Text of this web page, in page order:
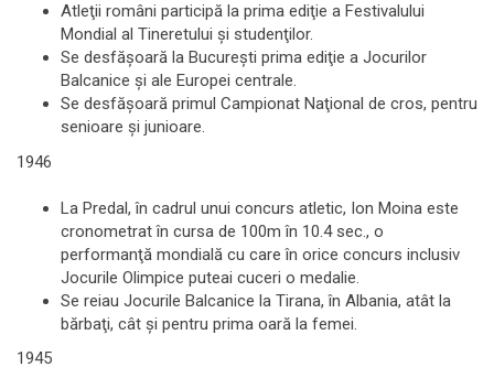
Atleţii români participă la prima ediţie a Festivalului
Mondial al Tineretului şi studenţilor.
Se desfăşoară la Bucureşti prima ediţie a Jocurilor
Balcanice şi ale Europei centrale.
Se desfăşoară primul Campionat Naţional de cros, pentru
senioare şi junioare.
1946
La Predal, în cadrul unui concurs atletic, Ion Moina este
cronometrat în cursa de 100m în 10.4 sec., o
performanţă mondială cu care în orice concurs inclusiv
Jocurile Olimpice puteai cuceri o medalie.
Se reiau Jocurile Balcanice la Tirana, în Albania, atât la
bărbaţi, cât şi pentru prima oară la femei.
1945